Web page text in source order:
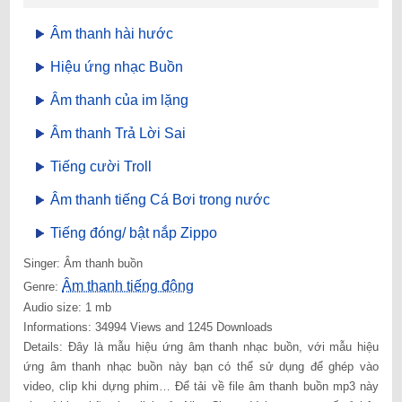
Âm thanh hài hước
Hiệu ứng nhạc Buồn
Âm thanh của im lặng
Âm thanh Trả Lời Sai
Tiếng cười Troll
Âm thanh tiếng Cá Bơi trong nước
Tiếng đóng/ bật nắp Zippo
Singer: Âm thanh buồn
Genre: Âm thanh tiếng động
Audio size: 1 mb
Informations: 34994 Views and 1245 Downloads
Details: Đây là mẫu hiệu ứng âm thanh nhạc buồn, với mẫu hiệu
ứng âm thanh nhạc buồn này bạn có thể sử dụng để ghép vào
video, clip khi dựng phim… Để tải về file âm thanh buồn mp3 này